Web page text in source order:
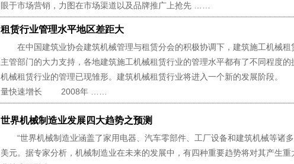
眼于市场营销，力图在市场渠道以及品牌推广上抢先 ……
租赁行业管理水平地区差距大
在中国建筑业协会建筑机械管理与租赁分会的积极协调下，建筑施工机械租
主管部门的大力支持，各地建筑施工机械租赁行业的管理水平都有了不同程度
机械租赁行业的管理已现雏形。建筑机械租赁行业将进入一个新的发展阶段
量快速增长 2008年 ……
世界机械制造业发展四大趋势之预测
“世界机械制造业涵盖了家用电器、汽车零部件、工厂设备和建筑机械等诸
美元。据专家分析，机械制造业在未来的发展中，有四种重要趋势将对其产